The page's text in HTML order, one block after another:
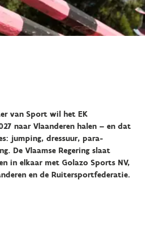
van Sport wil het EK
naar Vlaanderen halen – en dat
jumping, dressuur, para-
De Vlaamse Regering slaat
in elkaar met Golazo Sports NV,
en de Ruitersportfederatie.